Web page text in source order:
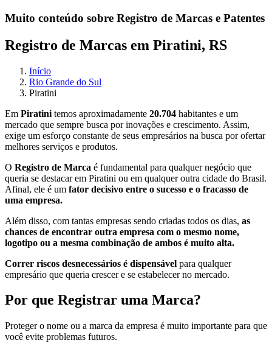
Muito conteúdo sobre Registro de Marcas e Patentes
Registro de Marcas em Piratini, RS
Início
Rio Grande do Sul
Piratini
Em Piratini temos aproximadamente 20.704 habitantes e um
mercado que sempre busca por inovações e crescimento. Assim,
exige um esforço constante de seus empresários na busca por ofertar
melhores serviços e produtos.
O Registro de Marca é fundamental para qualquer negócio que
queria se destacar em Piratini ou em qualquer outra cidade do Brasil.
Afinal, ele é um fator decisivo entre o sucesso e o fracasso de
uma empresa.
Além disso, com tantas empresas sendo criadas todos os dias, as
chances de encontrar outra empresa com o mesmo nome,
logotipo ou a mesma combinação de ambos é muito alta.
Correr riscos desnecessários é dispensável para qualquer
empresário que queria crescer e se estabelecer no mercado.
Por que Registrar uma Marca?
Proteger o nome ou a marca da empresa é muito importante para que
você evite problemas futuros.